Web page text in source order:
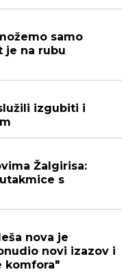
samo
je na rubu
izgubiti i
Žalgirisa:
s
nova je
novi izazov i
komfora"